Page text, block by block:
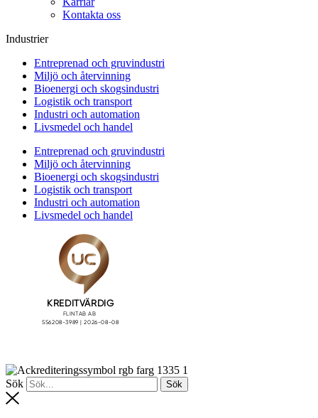
Kontakta oss
Industrier
Entreprenad och gruvindustri
Miljö och återvinning
Bioenergi och skogsindustri
Logistik och transport
Industri och automation
Livsmedel och handel
Entreprenad och gruvindustri
Miljö och återvinning
Bioenergi och skogsindustri
Logistik och transport
Industri och automation
Livsmedel och handel
Sök Sök